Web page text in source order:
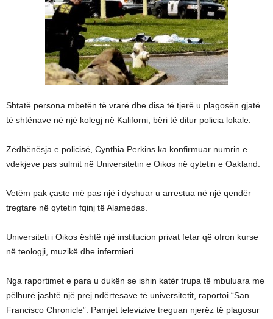
Shtatë persona mbetën të vrarë dhe disa të tjerë u plagosën gjatë
të shtënave në një kolegj në Kaliforni, bëri të ditur policia lokale.
Zëdhënësja e policisë, Cynthia Perkins ka konfirmuar numrin e
vdekjeve pas sulmit në Universitetin e Oikos në qytetin e Oakland.
Vetëm pak çaste më pas një i dyshuar u arrestua në një qendër
tregtare në qytetin fqinj të Alamedas.
Universiteti i Oikos është një institucion privat fetar që ofron kurse
në teologji, muzikë dhe infermieri.
Nga raportimet e para u dukën se ishin katër trupa të mbuluara me
pëlhurë jashtë një prej ndërtesave të universitetit, raportoi “San
Francisco Chronicle”. Pamjet televizive treguan njerëz të plagosur